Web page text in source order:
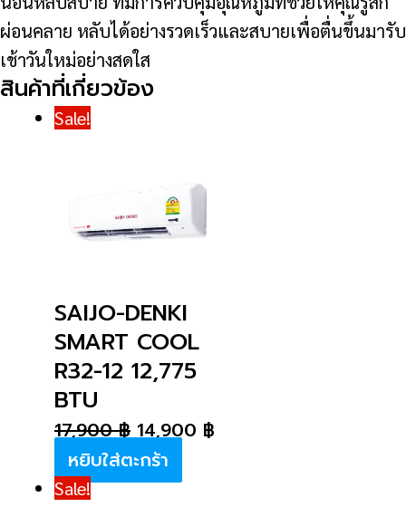
ผ่อนคลาย หลับได้อย่างรวดเร็วและสบายเพื่อตื่นขึ้นมารับ
เช้าวันใหม่อย่างสดใส
สินค้าที่เกี่ยวข้อง
Sale!
SAIJO-DENKI
SMART COOL
R32-12 12,775
BTU
17,900฿ 14,900 ฿
หยิบใส่ตะกร้า
Sale!